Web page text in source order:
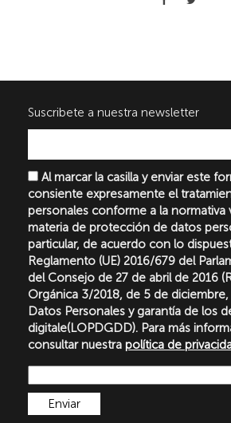
Suscribete a nuestra newsletter
Al marcar la casilla y enviar este
consiente expresamente el
personales conforme a la normativa
materia de protección de datos
particular, de acuerdo con lo
Reglamento (UE) 2016/679 del
del Consejo de 27 de abril de 2016
Orgánica 3/2018, de 5 de
Datos Personales y garantía de los
digitale(LOPDGDD). Para más
consultar nuestra política de